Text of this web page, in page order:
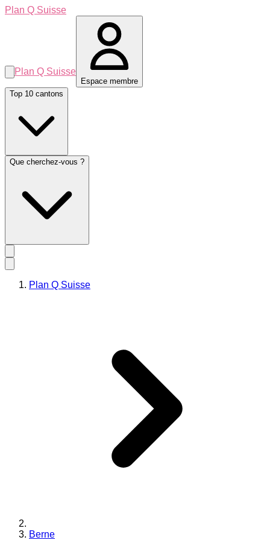
Plan Q Suisse
Plan Q Suisse
Espace membre
Top 10 cantons
Que cherchez-vous ?
Plan Q Suisse
Berne